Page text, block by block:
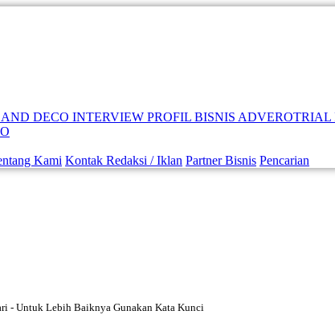
DECO INTERVIEW PROFIL BISNIS ADVEROTRIAL
Kami Kontak Redaksi / Iklan Partner Bisnis Pencarian
- Untuk Lebih Baiknya Gunakan Kata Kunci